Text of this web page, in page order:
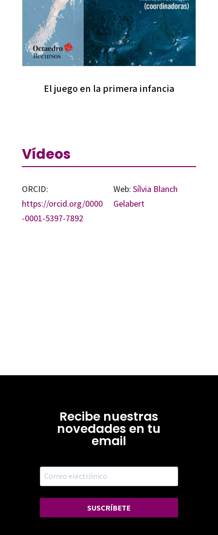
El juego en la primera infancia
Vídeos
ORCID:
https://orcid.org/0000
-0001-5397-7892
Web: Sílvia Blanch
Gelabert
Recibe nuestras
novedades en tu
email
SUSCRÍBETE